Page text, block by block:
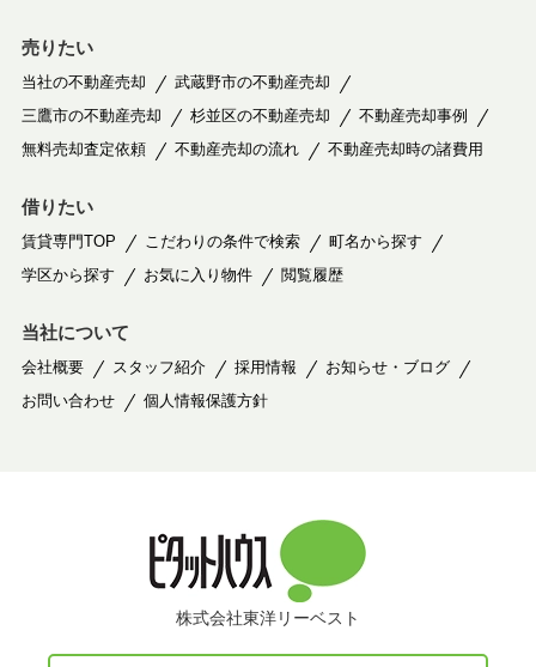
売りたい
当社の不動産売却
武蔵野市の不動産売却
三鷹市の不動産売却
杉並区の不動産売却
不動産売却事例
無料売却査定依頼
不動産売却の流れ 不動産売却時の諸費用
借りたい
賃貸専門TOP こだわりの条件で検索
町名から探す
学区から探す
お気に入り物件 閲覧履歴
当社について
会社概要 スタッフ紹介 採用情報
お知らせ・ブログ
お問い合わせ
個人情報保護方針
株式会社東洋リーベスト